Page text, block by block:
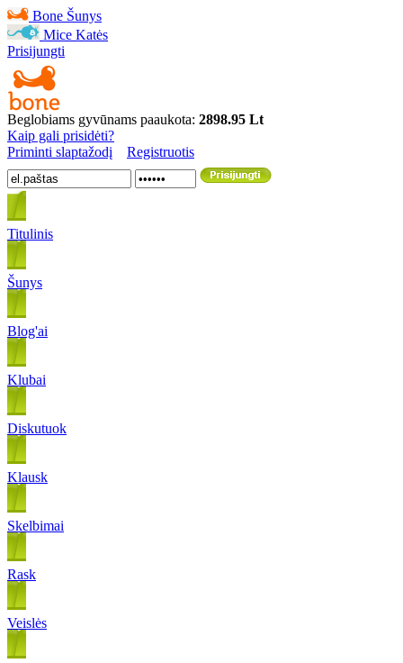
Bone Šunys
Mice Katės
Prisijungti
Beglobiams gyvūnams paaukota: 2898.95 Lt
Kaip gali prisidėti?
Priminti slaptažodį
Registruotis
Titulinis
Šunys
Blog'ai
Klubai
Diskutuok
Klausk
Skelbimai
Rask
Veislės